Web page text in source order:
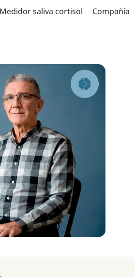
Medidor saliva cortisol Compañía